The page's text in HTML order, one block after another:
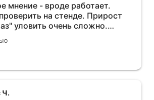
мнение - вроде работает.
на стенде. Прирост
уловить очень сложно.
отключу и посмотрю, что
Ч.